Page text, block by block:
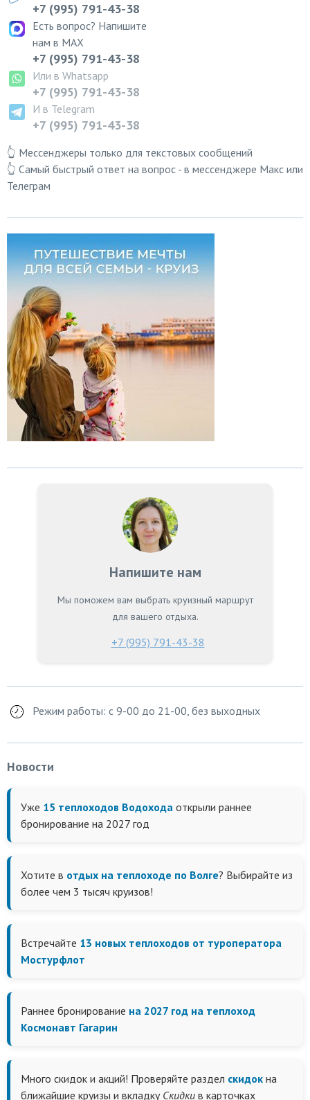
+7 (995) 791-43-38
Есть вопрос? Напишите
нам в MAX
+7 (995) 791-43-38
Или в Whatsapp
+7 (995) 791-43-38
И в Telegram
+7 (995) 791-43-38
👆 Мессенджеры только для текстовых сообщений
👆 Самый быстрый ответ на вопрос - в мессенджере Макс или
Телеграм
Напишите нам
Мы поможем вам выбрать круизный маршрут
для вашего отдыха.
+7 (995) 791-43-38
Режим работы: с 9-00 до 21-00, без выходных
Новости
Уже 15 теплоходов Водохода открыли раннее
бронирование на 2027 год
Хотите в отдых на теплоходе по Волге? Выбирайте из
более чем 3 тысяч круизов!
Встречайте 13 новых теплоходов от туроператора
Мостурфлот
Раннее бронирование на 2027 год на теплоход
Космонавт Гагарин
Много скидок и акций! Проверяйте раздел скидок на
ближайшие круизы и вкладку Скидки в карточках